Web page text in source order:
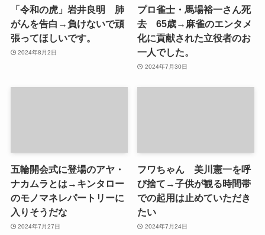
「令和の虎」岩井良明 肺
がんを告白→負けないで頑
張ってほしいです。
2024年8月2日
プロ雀士・馬場裕一さん死
去 65歳→麻雀のエンタメ
化に貢献された立役者のお
一人でした。
2024年7月30日
五輪開会式に登場のアヤ・
ナカムラとは→キンタロー
のモノマネレパートリーに
入りそうだな
2024年7月27日
フワちゃん 美川憲一を呼
び捨て→子供が観る時間帯
での起用は止めていただき
たい
2024年7月24日